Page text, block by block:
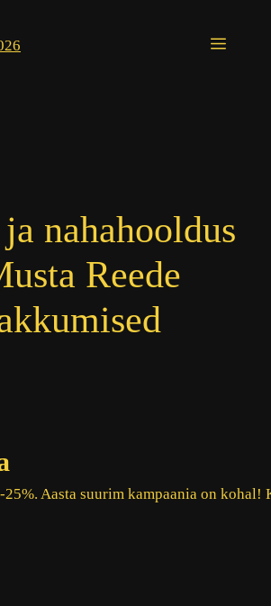
Menu
nahahooldus
Reede
25%. Aasta suurim kampaania on